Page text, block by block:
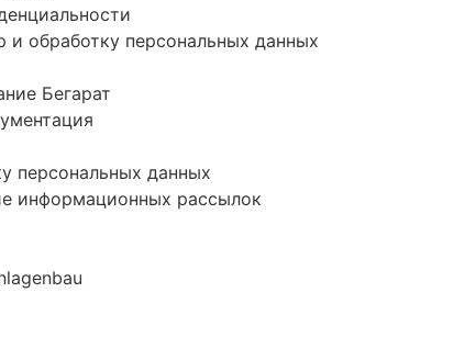
и обработку персональных данных
Бегарат
персональных данных
информационных рассылок